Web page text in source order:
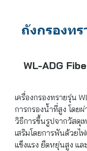
ถังกรองท
WL-ADG
เครื่องกรองทรายรุ่น
การกรองน้ำที่สูง โดย
วิธีการขึ้นรูปจากวัสดุ
เสริมโดยการพันด้วยไ
แข็งแรง ยืดหยุ่นสูง แ